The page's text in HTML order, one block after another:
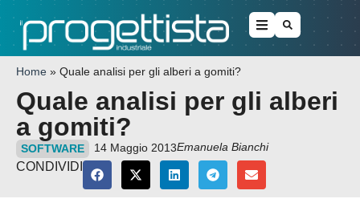
Home » Quale analisi per gli alberi a gomiti?
Quale analisi per gli alberi
a gomiti?
SOFTWARE 14 Maggio 2013Emanuela Bianchi
CONDIVIDI